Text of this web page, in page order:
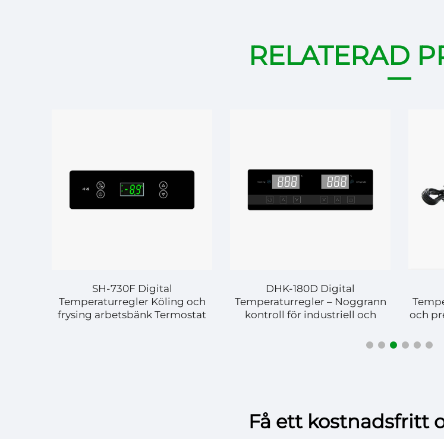
RELATERAD
SH-730F Digital
Temperaturregler Köling och
frysing arbetsbänk Termostat
DHK-180D Digital
Temperaturregler – Noggrann
kontroll för industriell och
och
Få ett kostnadsfritt